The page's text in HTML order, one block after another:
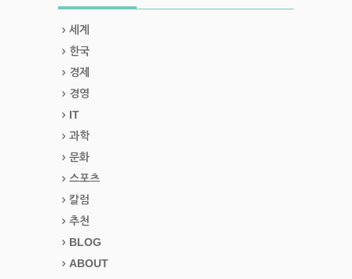
세계
한국
경제
경영
IT
과학
문화
스포츠
칼럼
추천
BLOG
ABOUT